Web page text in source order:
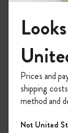
「
文が
ール
Prices and
shipping
method and
Not United